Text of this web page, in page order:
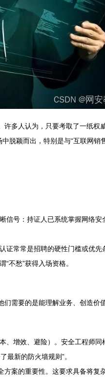
多人认为，只要考取了一纸
脱颖而出，特别是与“互联网
信号：持证人已系统掌握网络
常常是招聘的硬性门槛或优先
不愁”获得入场资格。
需要的是能理解业务、创造价
、增效、避险）。安全工程师
最新的防火墙规则”。
方案的重要性。这要求具备将